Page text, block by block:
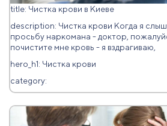
title: Чистка крови в Киеве
description: Чистка крови Когда я
просьбу наркомана - доктор,
почистите мне кровь - я вздрагиваю,
hero_h1: Чистка крови
category: